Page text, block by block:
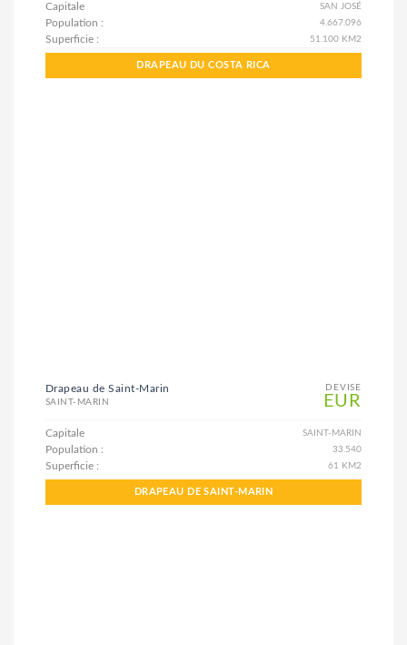
Capitale SAN JOSÉ
Population : 4.667.096
Superficie : 51.100 KM2
DRAPEAU DU COSTA RICA
DEVISE
EUR
Drapeau de Saint-Marin
SAINT-MARIN
Capitale SAINT-MARIN
Population : 33.540
Superficie : 61 KM2
DRAPEAU DE SAINT-MARIN